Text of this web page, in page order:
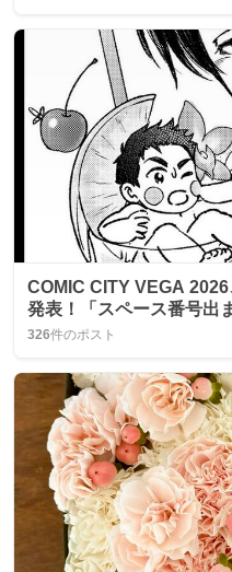
COMIC CITY VEGA
発表！「スペース番号出
326件のポスト